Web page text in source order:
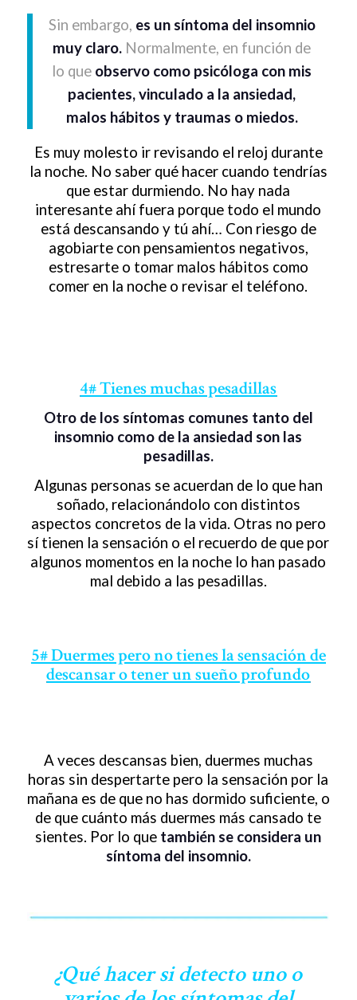
Sin embargo, es un síntoma del insomnio
muy claro. Normalmente, en función de
lo que observo como psicóloga con mis
pacientes, vinculado a la ansiedad,
malos hábitos y traumas o miedos.
Es muy molesto ir revisando el reloj durante
la noche. No saber qué hacer cuando tendrías
que estar durmiendo. No hay nada
interesante ahí fuera porque todo el mundo
está descansando y tú ahí… Con riesgo de
agobiarte con pensamientos negativos,
estresarte o tomar malos hábitos como
comer en la noche o revisar el teléfono.
4# Tienes muchas pesadillas
Otro de los síntomas comunes tanto del
insomnio como de la ansiedad son las
pesadillas.
Algunas personas se acuerdan de lo que han
soñado, relacionándolo con distintos
aspectos concretos de la vida. Otras no pero
sí tienen la sensación o el recuerdo de que por
algunos momentos en la noche lo han pasado
mal debido a las pesadillas.
5# Duermes pero no tienes la sensación de
descansar o tener un sueño profundo
A veces descansas bien, duermes muchas
horas sin despertarte pero la sensación por la
mañana es de que no has dormido suficiente, o
de que cuánto más duermes más cansado te
sientes. Por lo que también se considera un
síntoma del insomnio.
¿Qué hacer si detecto uno o